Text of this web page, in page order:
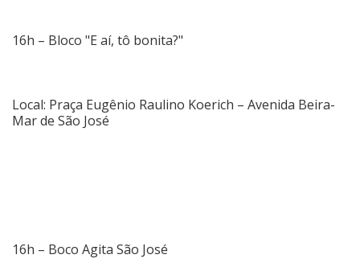
16h – Bloco "E aí, tô bonita?"
Local: Praça Eugênio Raulino Koerich – Avenida Beira-
Mar de São José
16h – Boco Agita São José